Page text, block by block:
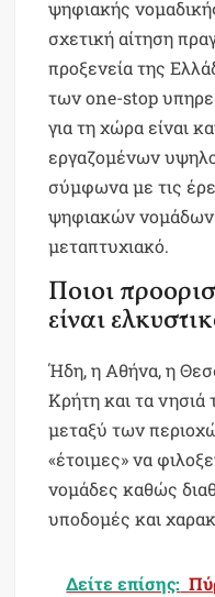
ψηφιακής
σχετική αίτηση
προξενεία της
των one-stop
για τη χώρα είναι
εργαζομένων
σύμφωνα με τις
ψηφιακών νομάδων
μεταπτυχιακό.
Ποιοι
είναι
Ήδη, η Αθήνα, η
Κρήτη και τα νησιά
μεταξύ των
«έτοιμες» να
νομάδες καθώς
υποδομές και
Δείτε επίσης: